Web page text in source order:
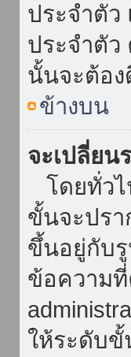
ประจำตัว
ประจำตัว
นั้นจะต้อง
ข้างบน
จะเปลี่ยน
โดยทั่ว
ขั้นจะปร
ขึ้นอยู่กับ
ข้อความที่
ให้ระดับขั้